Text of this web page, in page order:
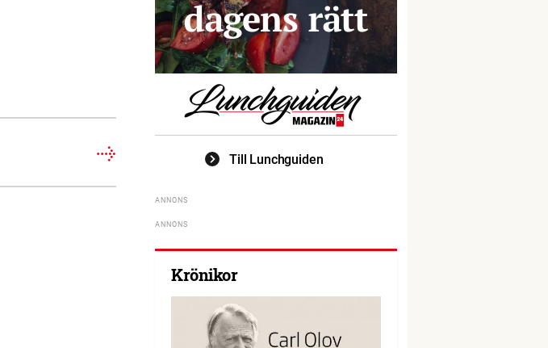
Till Lunchguiden
Krönikor